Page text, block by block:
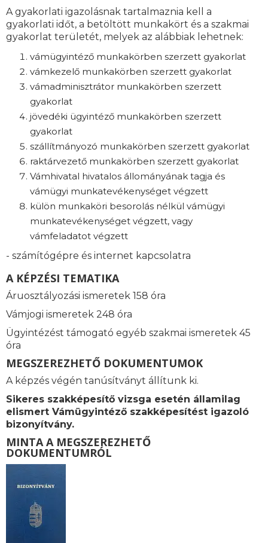
A gyakorlati igazolásnak tartalmaznia kell a
gyakorlati időt, a betöltött munkakört és a szakmai
gyakorlat területét, melyek az alábbiak lehetnek:
vámügyintéző munkakörben szerzett gyakorlat
vámkezelő munkakörben szerzett gyakorlat
vámadminisztrátor munkakörben szerzett
gyakorlat
jövedéki ügyintéző munkakörben szerzett
gyakorlat
szállítmányozó munkakörben szerzett gyakorlat
raktárvezető munkakörben szerzett gyakorlat
Vámhivatal hivatalos állományának tagja és
vámügyi munkatevékenységet végzett
külön munkaköri besorolás nélkül vámügyi
munkatevékenységet végzett, vagy
vámfeladatot végzett
- számítógépre és internet kapcsolatra
A KÉPZÉSI TEMATIKA
Áruosztályozási ismeretek 158 óra
Vámjogi ismeretek 248 óra
Ügyintézést támogató egyéb szakmai ismeretek 45
óra
MEGSZEREZHETŐ DOKUMENTUMOK
A képzés végén tanúsítványt állítunk ki.
Sikeres szakképesítő vizsga esetén államilag
elismert Vámügyintéző szakképesítést igazoló
bizonyítvány.
MINTA A MEGSZEREZHETŐ
DOKUMENTUMRÓL